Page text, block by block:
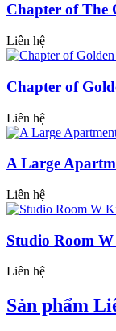
Chapter of The
Liên hệ
Chapter of
Liên hệ
A Large
Liên hệ
Studio Room
Liên hệ
Sản phẩm